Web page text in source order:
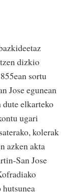
dizkio
sortu
Jose egunean
elkarteko
ugari
kolerak
azken akta
San Jose